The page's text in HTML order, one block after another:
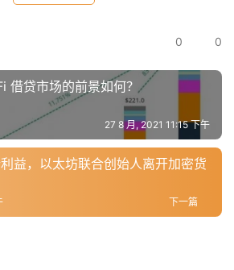
0 0
借贷市场的前景如何？
27 8 月, 2021 11:15 下午
益，以太坊联合创始人离开加密货
下一篇